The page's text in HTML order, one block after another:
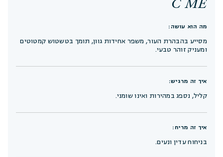
C ME
מה הוא עושה:
מסייע בהבהרת העור, משפר אחידות גוון, תומך בטשטוש קמטוטים
ומעניק זוהר טבעי.
איך זה מרגיש:
קליל, נספג במהירות ואינו שומני.
איך זה מריח:
בניחוח עדין ונעים.